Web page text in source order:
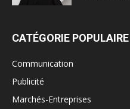
CATÉGORIE POPULAIRE
Communication
Publicité
Marchés-Entreprises